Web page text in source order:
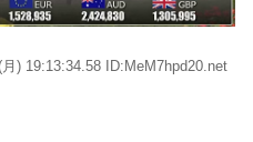
月) 19:13:34.58 ID:MeM7hpd20.net